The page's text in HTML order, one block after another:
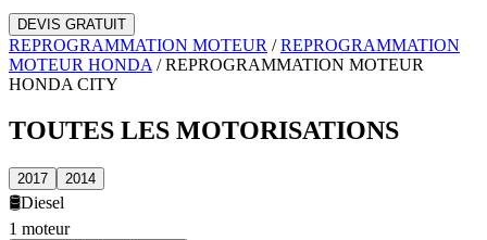
DEVIS GRATUIT
REPROGRAMMATION MOTEUR /REPROGRAMMATION
MOTEUR HONDA /REPROGRAMMATION MOTEUR
HONDA CITY
TOUTES LES MOTORISATIONS
2017 2014
🛢️Diesel
1 moteur